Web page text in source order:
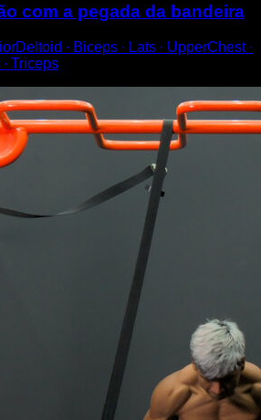
com a pegada da bandeira
∙ Biceps ∙ Lats ∙ UpperChest ∙
Triceps